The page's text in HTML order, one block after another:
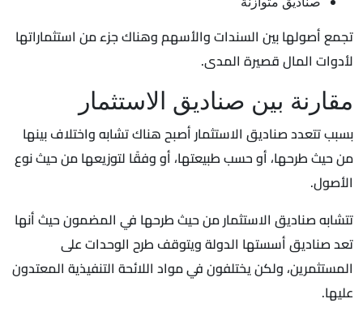
تجمع أصولها بين السندات والأسهم وهناك جزء من استثماراتها
لأدوات المال قصيرة المدى.
مقارنة بين صناديق الاستثمار
بسبب تتعدد صناديق الاستثمار أصبح هناك تشابه واختلاف بينها
من حيث طرحها، أو حسب طبيعتها، أو وفقًا لتوزيعها من حيث نوع
الأصول.
تتشابه صناديق الاستثمار من حيث طرحها في المضمون حيث أنها
تعد صناديق أسستها الدولة ويتوقف طرح الوحدات على
المستثمرين، ولكن يختلفون في مواد اللائحة التنفيذية المعتدون
عليها.